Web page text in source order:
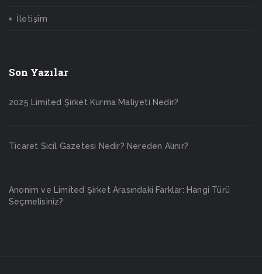
İletişim
Son Yazılar
2025 Limited Şirket Kurma Maliyeti Nedir?
Ticaret Sicil Gazetesi Nedir? Nereden Alınır?
Anonim ve Limited Şirket Arasındaki Farklar: Hangi Türü
Seçmelisiniz?